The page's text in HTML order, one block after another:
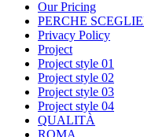
Our Pricing
PERCHE
Privacy Policy
Project
Project style 01
Project style 02
Project style 03
Project style 04
QUALITÀ